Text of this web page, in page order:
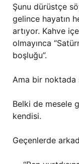
Şunu dürüstçe
gelince hayatın
artıyor. Kahve
olmayınca
boşluğu”.
Ama bir noktada
Belki de mesele
kendisi.
Geçenlerde